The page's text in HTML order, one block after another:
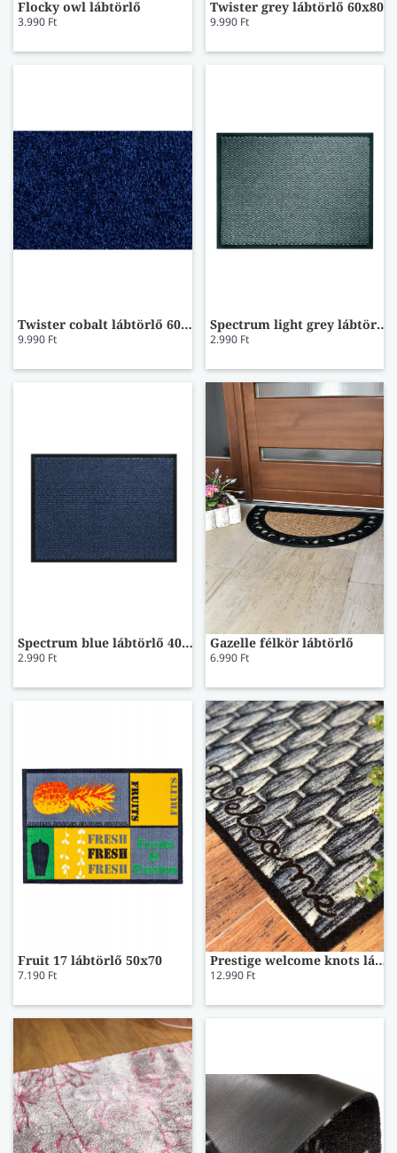
Flocky owl lábtörlő
3.990 Ft
Twister grey lábtörlő 60x80
9.990 Ft
Twister cobalt lábtörlő 60x80
9.990 Ft
Spectrum light grey lábtörlő 40x60
2.990 Ft
Spectrum blue lábtörlő 40x60
2.990 Ft
Gazelle félkör lábtörlő
6.990 Ft
Fruit 17 lábtörlő 50x70
7.190 Ft
Prestige welcome knots lábtörlő
12.990 Ft